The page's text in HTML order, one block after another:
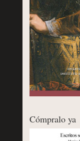
Cómpralo ya